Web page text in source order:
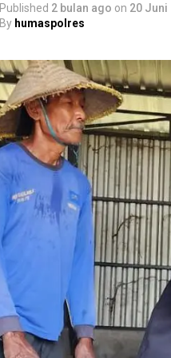
Published 2 bulan ago on 20 Juni
By humaspolres